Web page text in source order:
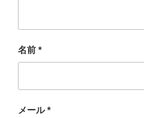
名前 *
メール*